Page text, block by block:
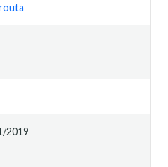
2019